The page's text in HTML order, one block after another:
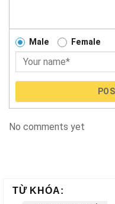
Male Female
No comments yet
TỪ KHÓA: